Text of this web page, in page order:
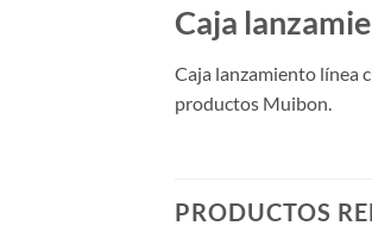
Caja
Caja lanzamiento línea
productos Muibon.
PRODUCTOS